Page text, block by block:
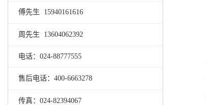
傅先生 15940161616
周先生 13604062392
电话：024-88777555
售后电话：400-6663278
传真：024-82394067